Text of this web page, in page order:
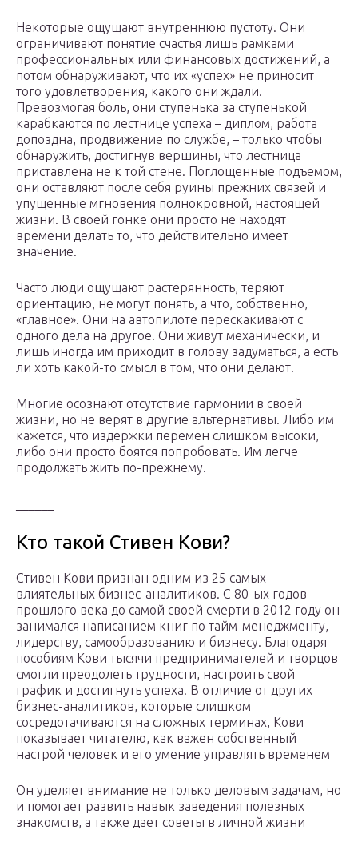
Некоторые ощущают внутреннюю пустоту. Они
ограничивают понятие счастья лишь рамками
профессиональных или финансовых достижений, а
потом обнаруживают, что их «успех» не приносит
того удовлетворения, какого они ждали.
Превозмогая боль, они ступенька за ступенькой
карабкаются по лестнице успеха – диплом, работа
допоздна, продвижение по службе, – только чтобы
обнаружить, достигнув вершины, что лестница
приставлена не к той стене. Поглощенные подъемом,
они оставляют после себя руины прежних связей и
упущенные мгновения полнокровной, настоящей
жизни. В своей гонке они просто не находят
времени делать то, что действительно имеет
значение.
Часто люди ощущают растерянность, теряют
ориентацию, не могут понять, а что, собственно,
«главное». Они на автопилоте перескакивают с
одного дела на другое. Они живут механически, и
лишь иногда им приходит в голову задуматься, а есть
ли хоть какой-то смысл в том, что они делают.
Многие осознают отсутствие гармонии в своей
жизни, но не верят в другие альтернативы. Либо им
кажется, что издержки перемен слишком высоки,
либо они просто боятся попробовать. Им легче
продолжать жить по-прежнему.
Кто такой Стивен Кови?
Стивен Кови признан одним из 25 самых
влиятельных бизнес-аналитиков. С 80-ых годов
прошлого века до самой своей смерти в 2012 году он
занимался написанием книг по тайм-менеджменту,
лидерству, самообразованию и бизнесу. Благодаря
пособиям Кови тысячи предпринимателей и творцов
смогли преодолеть трудности, настроить свой
график и достигнуть успеха. В отличие от других
бизнес-аналитиков, которые слишком
сосредотачиваются на сложных терминах, Кови
показывает читателю, как важен собственный
настрой человек и его умение управлять временем
Он уделяет внимание не только деловым задачам, но
и помогает развить навык заведения полезных
знакомств, а также дает советы в личной жизни